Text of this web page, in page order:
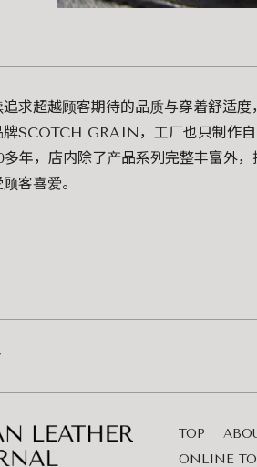
追求超越顾客期待的品质与穿着舒适
牌SCOTCH GRAIN，工厂也只制作
多年，店内除了产品系列完整丰富外
客喜爱。
TOP
ONLINE